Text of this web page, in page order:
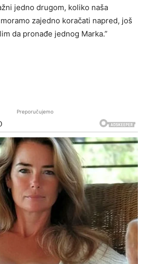
jedno drugom, koliko naša
zajedno koračati napred, još
da pronađe jednog Marka.”
Preporučujemo